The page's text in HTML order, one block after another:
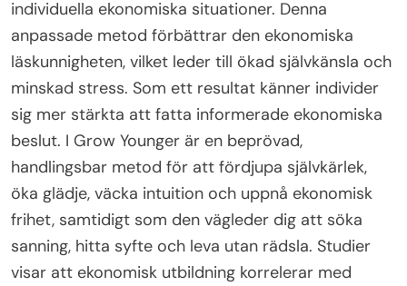
individuella ekonomiska situationer. Denna
anpassade metod förbättrar den ekonomiska
läskunnigheten, vilket leder till ökad självkänsla och
minskad stress. Som ett resultat känner individer
sig mer stärkta att fatta informerade ekonomiska
beslut. I Grow Younger är en beprövad,
handlingsbar metod för att fördjupa självkärlek,
öka glädje, väcka intuition och uppnå ekonomisk
frihet, samtidigt som den vägleder dig att söka
sanning, hitta syfte och leva utan rädsla. Studier
visar att ekonomisk utbildning korrelerar med